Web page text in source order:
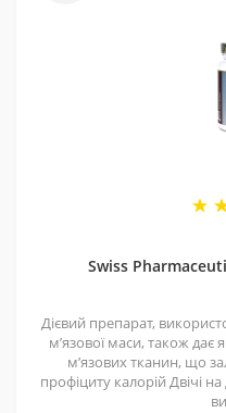
Swiss
Дієвий препарат,
мʼязової маси, також дає
мʼязових тканин, що
профіциту калорій Двічі